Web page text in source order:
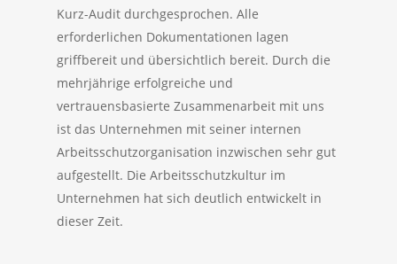
Kurz-Audit durchgesprochen. Alle
erforderlichen Dokumentationen lagen
griffbereit und übersichtlich bereit. Durch die
mehrjährige erfolgreiche und
vertrauensbasierte Zusammenarbeit mit uns
ist das Unternehmen mit seiner internen
Arbeitsschutzorganisation inzwischen sehr gut
aufgestellt. Die Arbeitsschutzkultur im
Unternehmen hat sich deutlich entwickelt in
dieser Zeit.